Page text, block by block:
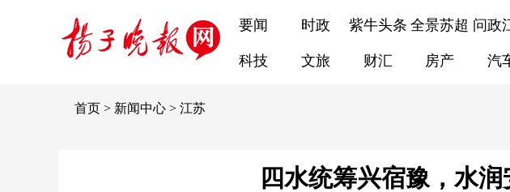
要闻 时政 紫牛头条 全景苏超 问政
科技 文旅 财汇 房产 汽
首页 > 新闻中心 > 江苏
四水统筹兴宿豫，水